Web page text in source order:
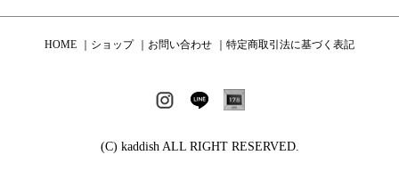
HOME ショップ お問い合わせ 特定商取引法に基づく表記
(C) kaddish ALL RIGHT RESERVED.